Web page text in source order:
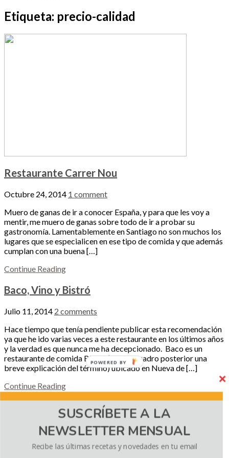
Etiqueta: precio-calidad
Restaurante Carrer Nou
Octubre 24, 2014 1 comment
Muero de ganas de ir a conocer España, y para que les voy a
mentir, me muero de ganas sobre todo de ir a probar su
gastronomía. Lamentablemente en Santiago no son muchos los
lugares que se especialicen en ese tipo de comida y que además
cumplan con una buena […]
Continue Reading
Baco, Vino y Bistró
Julio 11, 2014 2 comments
Hace tiempo que tenía pendiente publicar esta recomendación
ya que he ido varias veces a este restaurante en los últimos años
y la verdad es que nunca me ha decepcionado. Baco es un
restaurante de comida Bistró (en el recuadro posterior una
breve explicación del término) ubicado en Nueva de […]
Continue Reading
Ciudad Vieja, Sanguchería
Julio 2, 2013 3 comments
Puede que muchos ya lo conozcan.. y si no es así, este debería
SUSCRÍBETE A LA
NEWSLETTER MENSUAL
Recibe las últimas recetas y novedades en tu email
POWERED BY